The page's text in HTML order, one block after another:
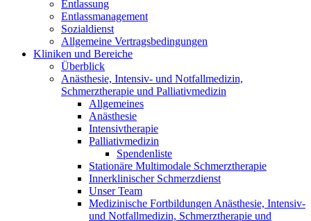
Entlassung
Entlassmanagement
Sozialdienst
Allgemeine Vertragsbedingungen
Kliniken und Bereiche
Überblick
Anästhesie, Intensiv- und Notfallmedizin,
Schmerztherapie und Palliativmedizin
Allgemeines
Anästhesie
Intensivtherapie
Palliativmedizin
Spendenliste
Stationäre Multimodale Schmerztherapie
Innerklinischer Schmerzdienst
Unser Team
Medizinische Fortbildungen Anästhesie, Intensiv-
und Notfallmedizin, Schmerztherapie und